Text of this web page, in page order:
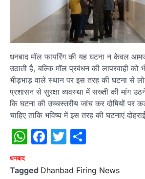
धनबाद मॉल फायरिंग की यह घटना न केवल
उठाती है, बल्कि मॉल प्रबंधन की लापरवाही को
भीड़भाड़ वाले स्थान पर इस तरह की घटना से
प्रशासन से सुरक्षा व्यवस्था में सख्ती की मांग
कि घटना की उच्चस्तरीय जांच कर दोषियों पर
चाहिए ताकि भविष्य में इस तरह की घटनाएं
WhatsApp
Facebook
Twitter
धनबाद
Tagged Dhanbad Firing News